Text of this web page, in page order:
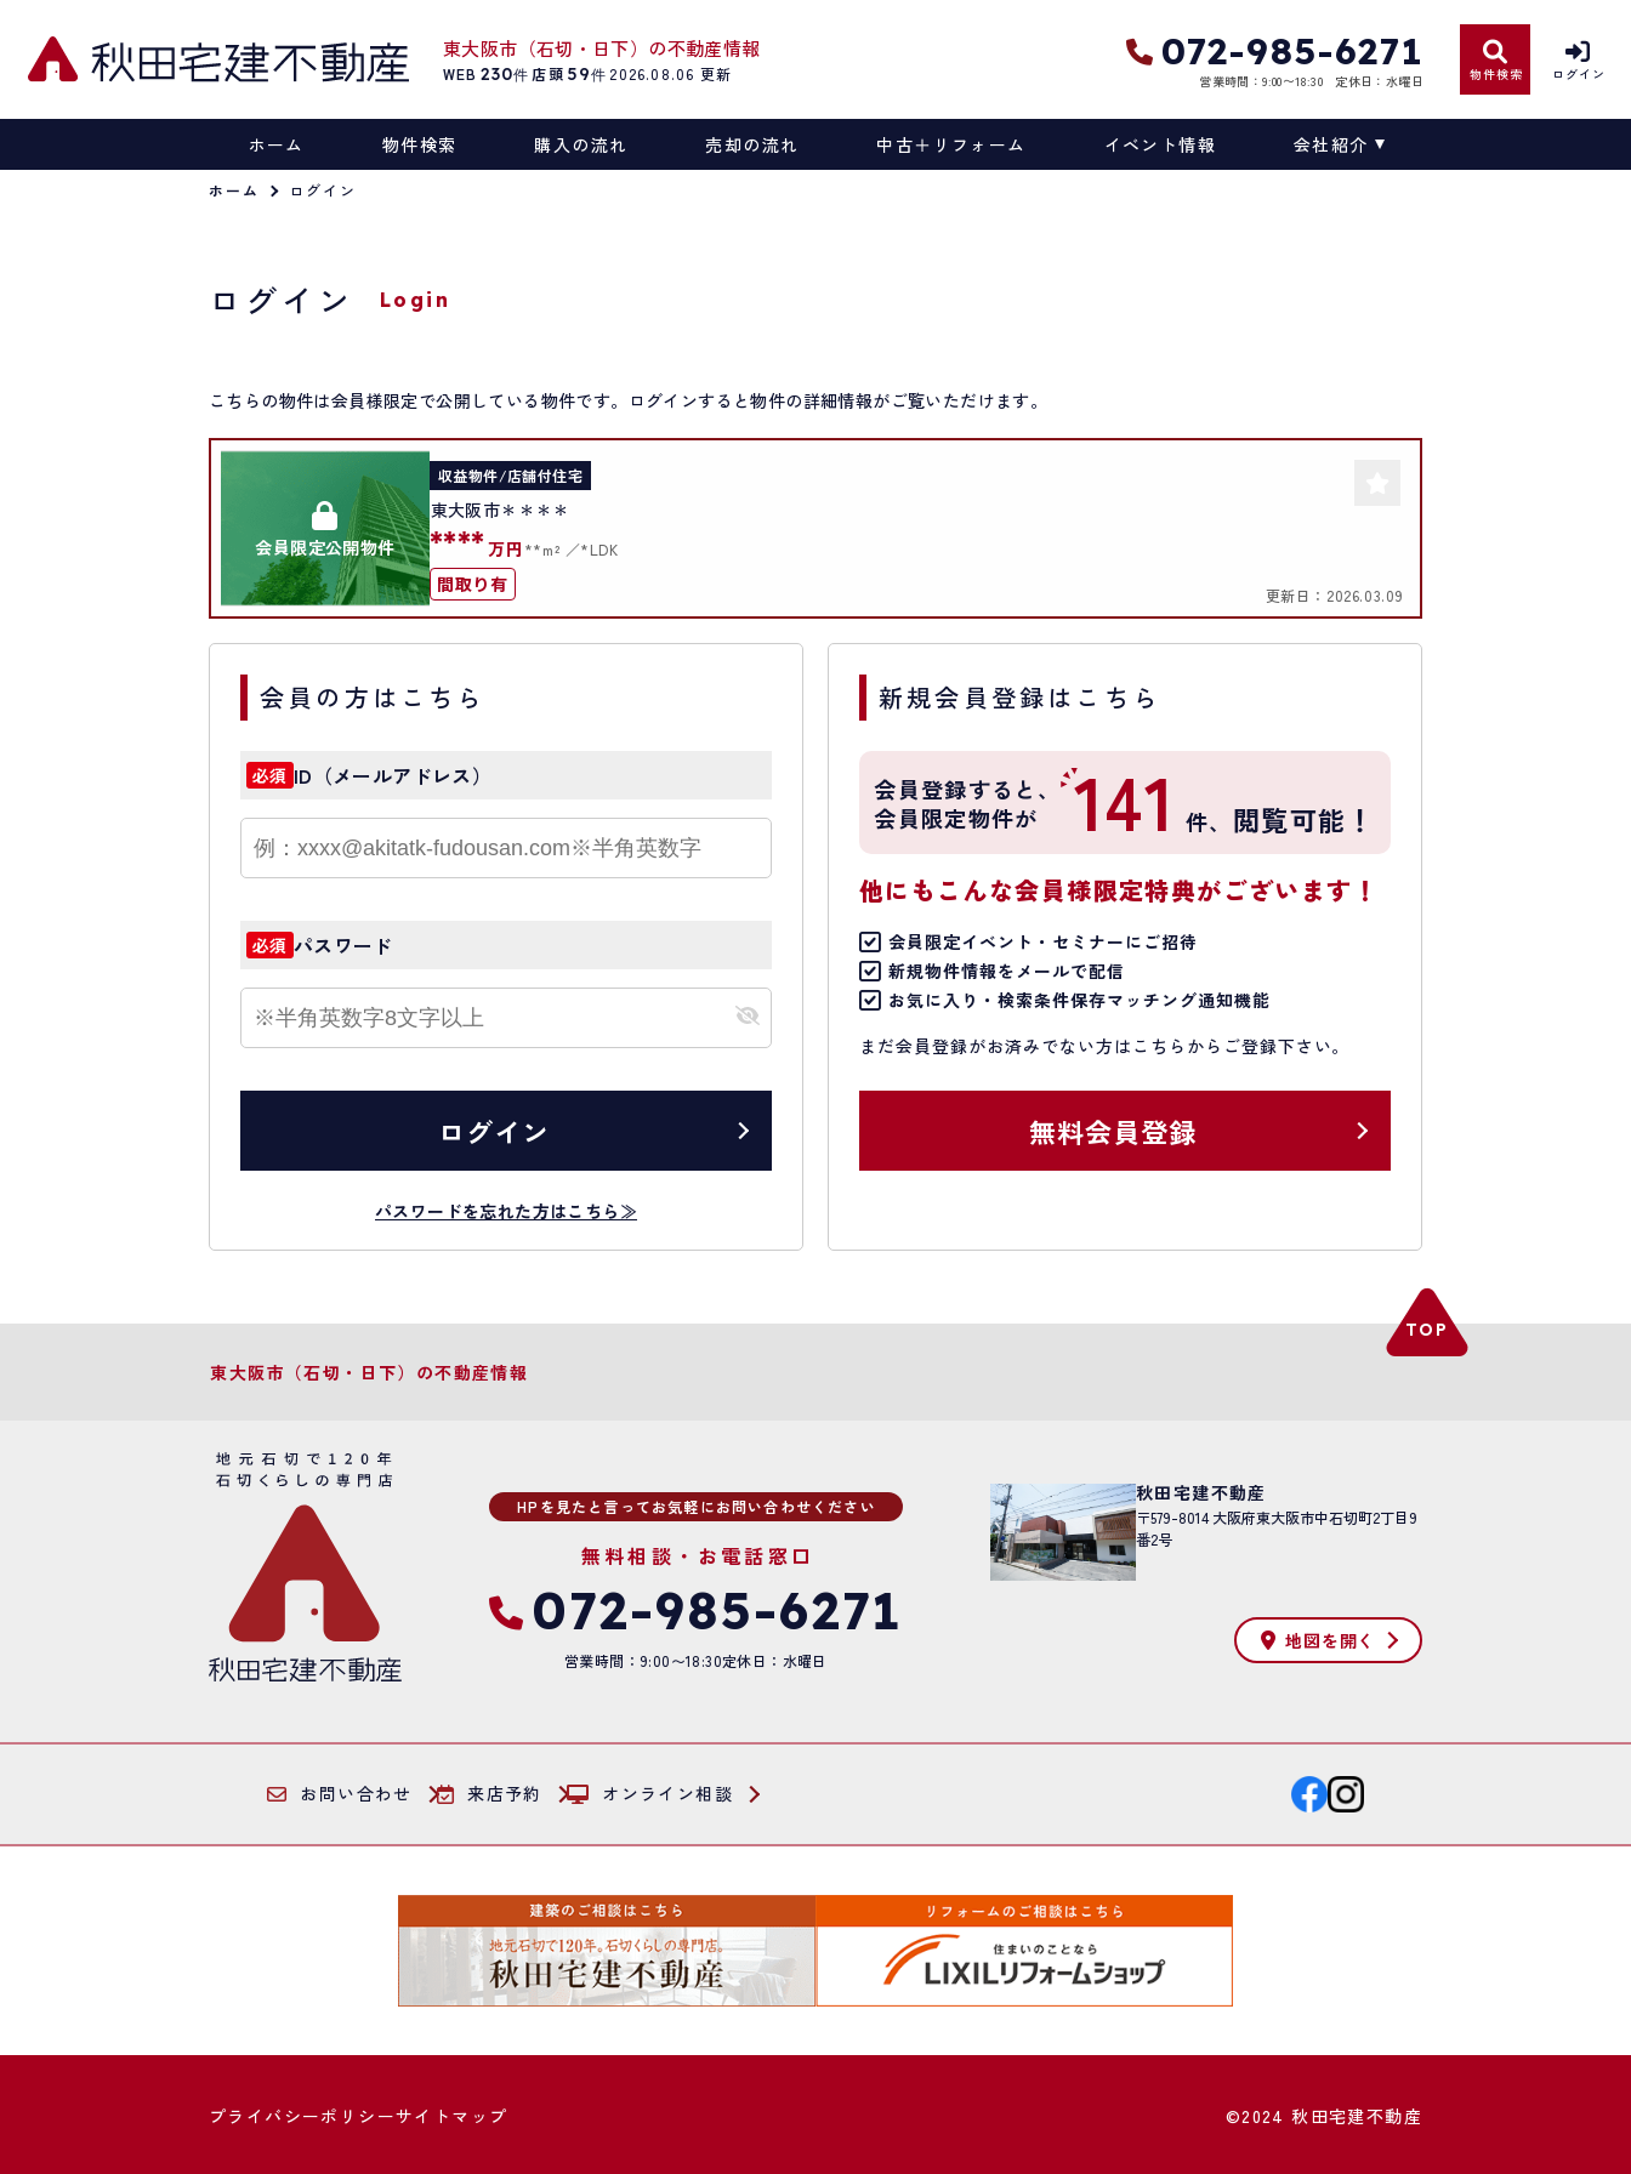
東大阪市（石切・日下）の不動産情報
WEB 230件 店頭 59件 2026.08.06 更新 072-985-6271
営業時間：9:00〜18:30 定休日：水曜日 物件検索 ログイン
ホーム 物件検索 購入の流れ 売却の流れ 中古＋リフォーム イベント情報 会社紹介
ホーム ログイン
ログイン Login
こちらの物件は会員様限定で公開している物件です。ログインすると物件の詳細情報がご覧いただけます。
会員限定公開物件
収益物件/店舗付住宅
東大阪市＊＊＊＊
**** 万円 **m² *LDK
間取り有 更新日： 2026.03.09
会員の方はこちら
必須 ID（メールアドレス）
必須 パスワード
ログイン
パスワードを忘れた方はこちら≫
新規会員登録はこちら
会員登録すると、
会員限定物件が
141 件、 閲覧可能！
他にもこんな会員様限定特典がございます！
会員限定イベント・セミナーにご招待
新規物件情報をメールで配信
お気に入り・検索条件保存マッチング通知機能
まだ会員登録がお済みでない方はこちらからご登録下さい。
無料会員登録
東大阪市（石切・日下）の不動産情報
HPを見たと言ってお気軽にお問い合わせください
無料相談・お電話窓口
072-985-6271
営業時間：9:00〜18:30定休日：水曜日
秋田宅建不動産
〒579-8014大阪府東大阪市中石切町2丁目9
番2号
地図を開く
お問い合わせ 来店予約 オンライン相談
プライバシーポリシーサイトマップ ©2024 秋田宅建不動産